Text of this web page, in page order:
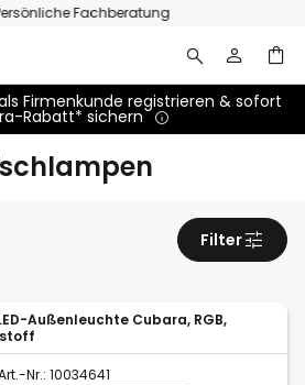
Fachberatung
Firmenkunde registrieren & sofort
Rabatt* sichern
Außenleuchte Cubara, RGB,
Nr.: 10034641
Filter